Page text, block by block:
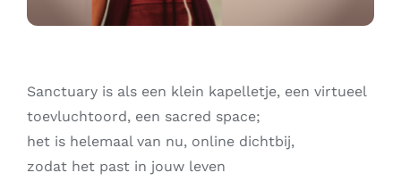
Sanctuary is als een klein kapelletje, een virtueel
toevluchtoord, een sacred space;
het is helemaal van nu, online dichtbij,
zodat het past in jouw leven